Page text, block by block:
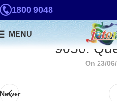
1800 9048
MENU
9050.
On 23/
Newer